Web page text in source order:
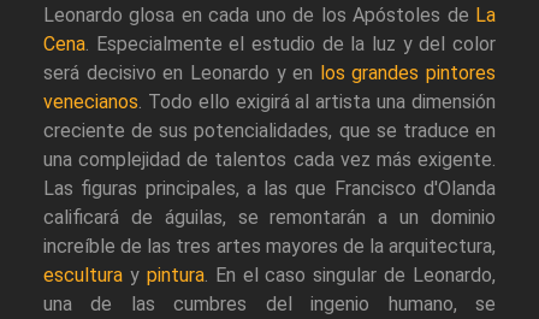
Leonardo glosa en cada uno de los Apóstoles de La
Cena. Especialmente el estudio de la luz y del color
será decisivo en Leonardo y en los grandes pintores
venecianos. Todo ello exigirá al artista una dimensión
creciente de sus potencialidades, que se traduce en
una complejidad de talentos cada vez más exigente.
Las figuras principales, a las que Francisco d'Olanda
calificará de águilas, se remontarán a un dominio
increíble de las tres artes mayores de la arquitectura,
escultura y pintura. En el caso singular de Leonardo,
una de las cumbres del ingenio humano, se